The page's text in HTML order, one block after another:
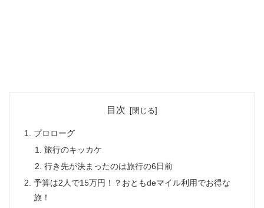
目次
プロローグ
旅行のキッカケ
行き先が決まったのは旅行の6日前
予算は2人で15万円！？おともdeマイル利用でお得な
旅！